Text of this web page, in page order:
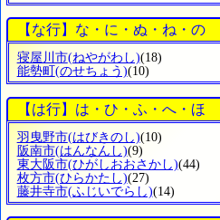
【な行】な・に・ぬ・ね・の
寝屋川市(ねやがわし)(18)
能勢町 (のせちょう)(10)
【は行】は・ひ・ふ・へ・ほ
羽曳野市(はびきのし)(10)
阪南市(はんなんし)(9)
東大阪市(ひがしおおさかし)(44)
枚方市(ひらかたし)(27)
藤井寺市(ふじいでらし)(14)